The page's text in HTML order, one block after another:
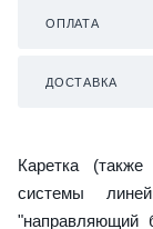
ОПЛАТА
ДОСТАВКА
Каретка
системы
"направляющий